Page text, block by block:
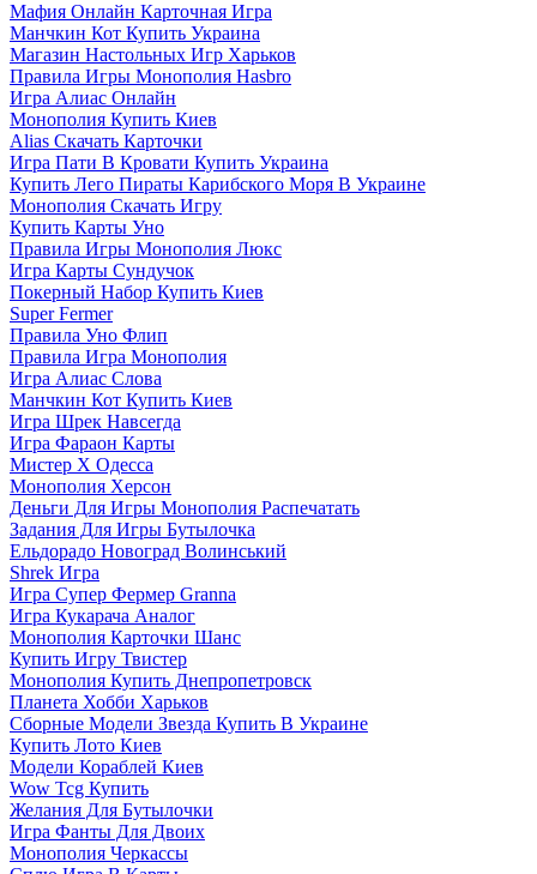
Мафия Онлайн Карточная Игра
Манчкин Кот Купить Украина
Магазин Настольных Игр Харьков
Правила Игры Монополия Hasbro
Игра Алиас Онлайн
Монополия Купить Киев
Alias Скачать Карточки
Игра Пати В Кровати Купить Украина
Купить Лего Пираты Карибского Моря В Украине
Монополия Скачать Игру
Купить Карты Уно
Правила Игры Монополия Люкс
Игра Карты Сундучок
Покерный Набор Купить Киев
Super Fermer
Правила Уно Флип
Правила Игра Монополия
Игра Алиас Слова
Манчкин Кот Купить Киев
Игра Шрек Навсегда
Игра Фараон Карты
Мистер Х Одесса
Монополия Херсон
Деньги Для Игры Монополия Распечатать
Задания Для Игры Бутылочка
Ельдорадо Новоград Волинський
Shrek Игра
Игра Супер Фермер Granna
Игра Кукарача Аналог
Монополия Карточки Шанс
Купить Игру Твистер
Монополия Купить Днепропетровск
Планета Хобби Харьков
Сборные Модели Звезда Купить В Украине
Купить Лото Киев
Модели Кораблей Киев
Wow Tcg Купить
Желания Для Бутылочки
Игра Фанты Для Двоих
Монополия Черкассы